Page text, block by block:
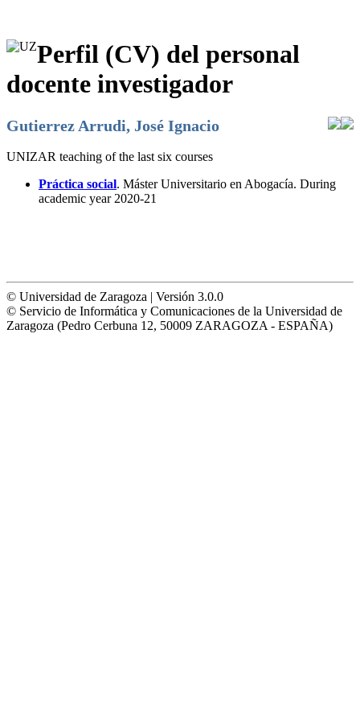
Perfil (CV) del personal
docente investigador
Gutierrez Arrudi, José Ignacio
UNIZAR teaching of the last six courses
Práctica social. Máster Universitario en Abogacía. During
academic year 2020-21
© Universidad de Zaragoza | Versión 3.0.0
© Servicio de Informática y Comunicaciones de la Universidad de
Zaragoza (Pedro Cerbuna 12, 50009 ZARAGOZA - ESPAÑA)